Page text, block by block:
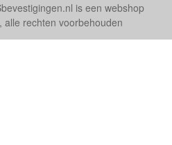
is een webshop
, alle rechten voorbehouden